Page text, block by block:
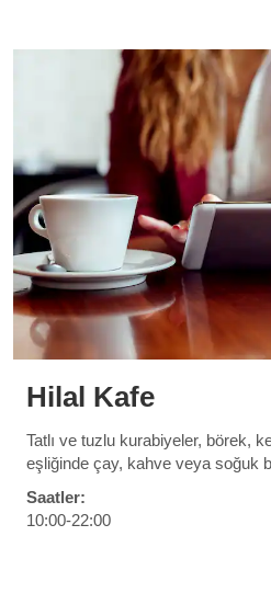
Hilal Kafe
Tatlı ve tuzlu kurabiyeler, börek,
eşliğinde çay, kahve veya soğuk
Saatler:
10:00-22:00